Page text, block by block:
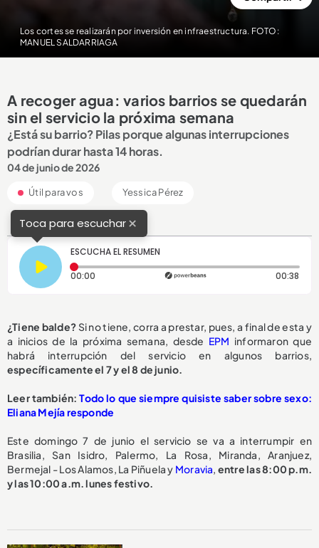
Los cortes se realizarán por inversión en infraestructura. FOTO:
MANUEL SALDARRIAGA
A recoger agua: varios barrios se quedarán
sin el servicio la próxima semana
¿Está su barrio? Pilas porque algunas interrupciones
podrían durar hasta 14 horas.
04 de junio de 2026
Útil para vos Yessica Pérez
Toca para escuchar×
ESCUCHA EL RESUMEN
00:00 Tiempo transcurrido: 0 segundos 00:38
¿Tiene balde?Si no tiene, corra a prestar, pues, a final de esta y
a inicios de la próxima semana, desde EPM informaron que
habrá interrupción del servicio en algunos barrios,
específicamente el 7 y el 8 de junio.
Leer también:Todo lo que siempre quisiste saber sobre sexo:
Eliana Mejía responde
Este domingo 7 de junio el servicio se va a interrumpir en
Brasilia, San Isidro, Palermo, La Rosa, Miranda, Aranjuez,
Bermejal - Los Alamos, La Piñuela y Moravia, entre las 8:00 p.m.
y las 10:00 a.m. lunes festivo.